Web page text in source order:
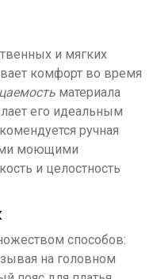
и мягких
комфорт во время
материала
его идеальным
ручная
моющими
и целостность
способов:
на головном